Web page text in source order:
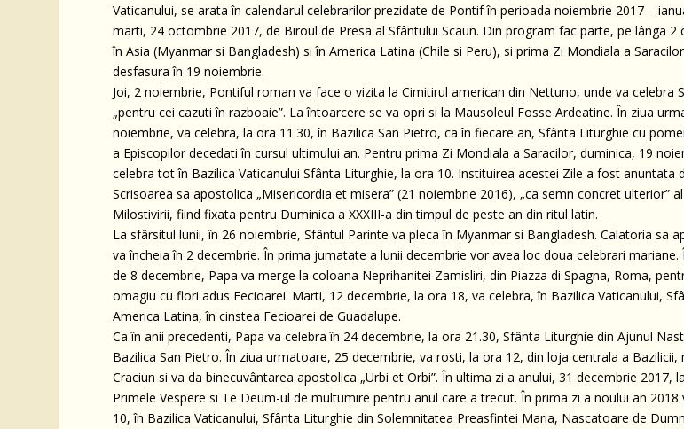
Vaticanului, se arata în calendarul celebrarilor prezidate de Pontif în perioada noiembrie 2017 –
marti, 24 octombrie 2017, de Biroul de Presa al Sfântului Scaun. Din program fac parte, pe lânga 2
în Asia (Myanmar si Bangladesh) si în America Latina (Chile si Peru), si prima Zi Mondiala a
desfasura în 19 noiembrie.
Joi, 2 noiembrie, Pontiful roman va face o vizita la Cimitirul american din Nettuno, unde va celebra
„pentru cei cazuti în razboaie”. La întoarcere se va opri si la Mausoleul Fosse Ardeatine. În ziua
noiembrie, va celebra, la ora 11.30, în Bazilica San Pietro, ca în fiecare an, Sfânta Liturghie cu
a Episcopilor decedati în cursul ultimului an. Pentru prima Zi Mondiala a Saracilor, duminica, 19
celebra tot în Bazilica Vaticanului Sfânta Liturghie, la ora 10. Instituirea acestei Zile a fost anuntata
Scrisoarea sa apostolica „Misericordia et misera” (21 noiembrie 2016), „ca semn concret ulterior”
Milostivirii, fiind fixata pentru Duminica a XXXIII-a din timpul de peste an din ritul latin.
La sfârsitul lunii, în 26 noiembrie, Sfântul Parinte va pleca în Myanmar si Bangladesh. Calatoria sa
va încheia în 2 decembrie. În prima jumatate a lunii decembrie vor avea loc doua celebrari mariane.
de 8 decembrie, Papa va merge la coloana Neprihanitei Zamisliri, din Piazza di Spagna, Roma,
omagiu cu flori adus Fecioarei. Marti, 12 decembrie, la ora 18, va celebra, în Bazilica Vaticanului,
America Latina, în cinstea Fecioarei de Guadalupe.
Ca în anii precedenti, Papa va celebra în 24 decembrie, la ora 21.30, Sfânta Liturghie din Ajunul
Bazilica San Pietro. În ziua urmatoare, 25 decembrie, va rosti, la ora 12, din loja centrala a Bazilicii,
Craciun si va da binecuvântarea apostolica „Urbi et Orbi”. În ultima zi a anului, 31 decembrie 2017,
Primele Vespere si Te Deum-ul de multumire pentru anul care a trecut. În prima zi a noului an 2018
10, în Bazilica Vaticanului, Sfânta Liturghie din Solemnitatea Preasfintei Maria, Nascatoare de